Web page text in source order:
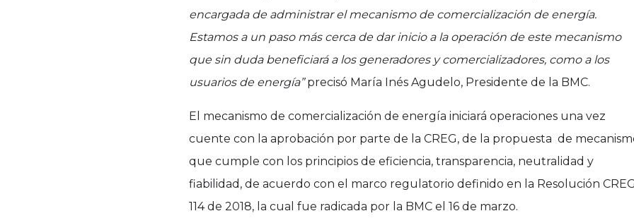
encargada de administrar el mecanismo de comercialización de energía.
Estamos a un paso más cerca de dar inicio a la operación de este mecanismo
que sin duda beneficiará a los generadores y comercializadores, como a los
usuarios de energía”precisó María Inés Agudelo, Presidente de la BMC.
El mecanismo de comercialización de energía iniciará operaciones una vez
cuente con la aprobación por parte de la CREG, de la propuesta de
que cumple con los principios de eficiencia, transparencia, neutralidad y
fiabilidad, de acuerdo con el marco regulatorio definido en la Resolución
114 de 2018, la cual fue radicada por la BMC el 16 de marzo.